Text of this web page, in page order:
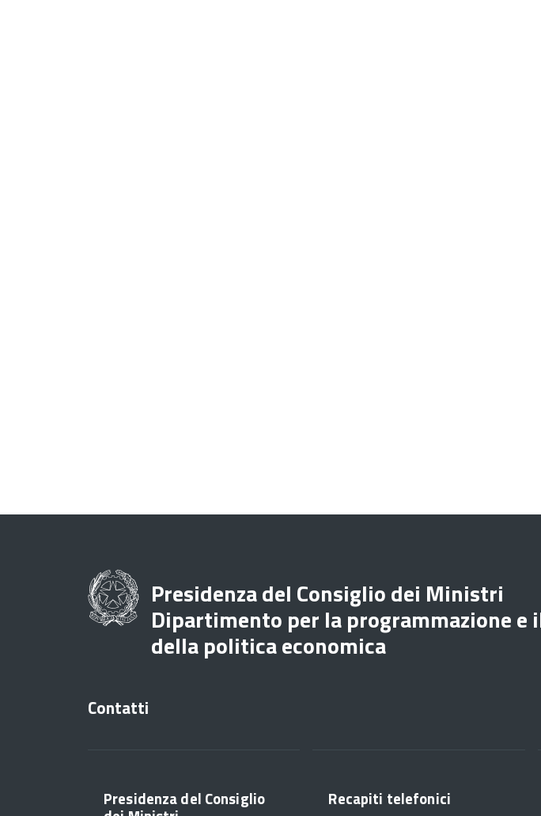
Presidenza del Consiglio dei Ministri
Dipartimento per la programmazione e
della politica economica
Contatti
Presidenza del Consiglio Recapiti telefonici